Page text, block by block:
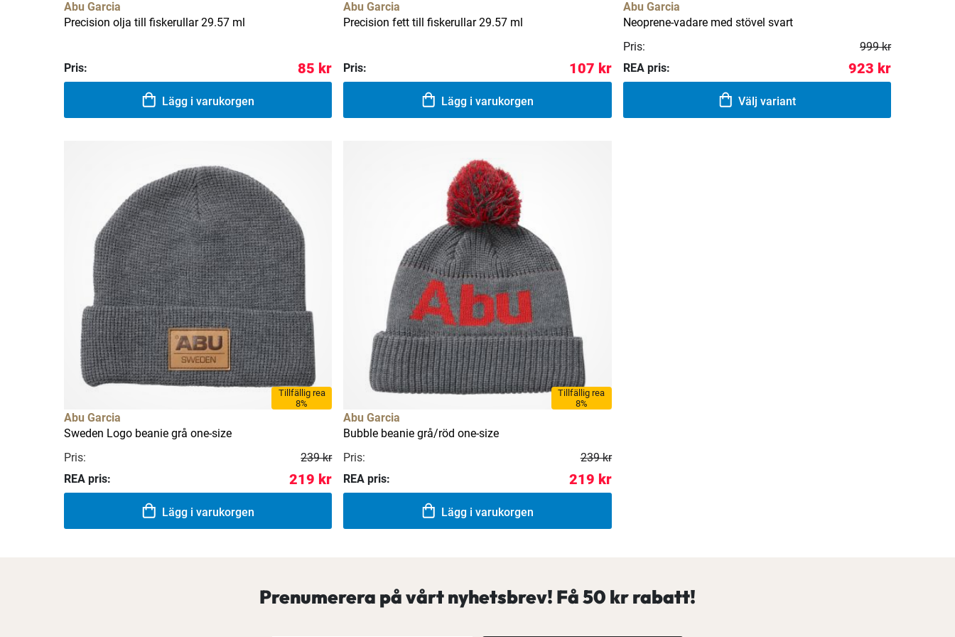
Abu Garcia
Precision olja till fiskerullar 29.57 ml
Pris: 85 kr
Lägg i varukorgen
Abu Garcia
Precision fett till fiskerullar 29.57 ml
Pris: 107 kr
Lägg i varukorgen
Abu Garcia
Neoprene-vadare med stövel svart
Pris:
999 kr
REA pris:
923 kr
Välj variant
Tillfällig rea
8%
Abu Garcia
Sweden Logo beanie grå one-size
Pris:
239 kr
REA pris:
219 kr
Lägg i varukorgen
Tillfällig rea
8%
Abu Garcia
Bubble beanie grå/röd one-size
Pris:
239 kr
REA pris:
219 kr
Lägg i varukorgen
Prenumerera på vårt nyhetsbrev! Få50 kr rabatt!